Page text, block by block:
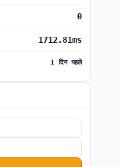
0
1712.81ms
1 दिन पहले